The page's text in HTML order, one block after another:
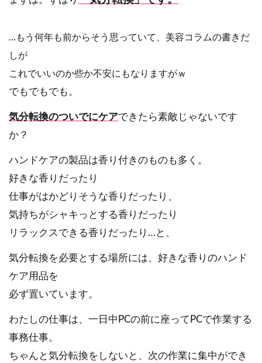
…もう何年も前からそう思っていて、美容コラムの書きだ
しが
これでいいのか些か不安にもなりますがｗ
でもでもでも。
気分転換のついでにケアできたら素敵じゃないです
か？
ハンドケアの製品は香り付きのものも多く。
好きな香りだったり
仕事がはかどりそうな香りだったり、
気持ちがシャキっとする香りだったり
リラックスできる香りだったり…と、
気分転換を必要とする場所には、好きな香りのハンド
ケア用品を
必ず置いています。
わたしの仕事は、一日中PCの前に座ってPCで作業する
事務仕事。
ちゃんと気分転換をしないと、次の作業に集中ができ